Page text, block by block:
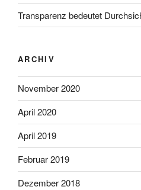
Transparenz bedeutet
ARCHIV
November 2020
April 2020
April 2019
Februar 2019
Dezember 2018